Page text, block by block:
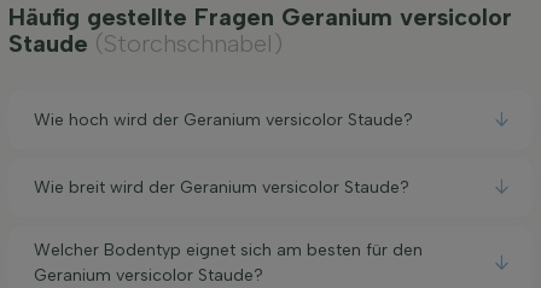
Häufig gestellte Fragen Geranium versicolor
Staude (Storchschnabel)
Wie hoch wird der Geranium versicolor Staude?
Wie breit wird der Geranium versicolor Staude?
Welcher Bodentyp eignet sich am besten für den
Geranium versicolor Staude?